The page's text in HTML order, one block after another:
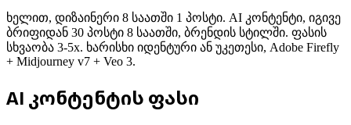
ხელით, დიზაინერი 8 საათში 1 პოსტი. AI კონტენტი, იგივე
ბრიფიდან 30 პოსტი 8 საათში, ბრენდის სტილში. ფასის
სხვაობა 3-5x. ხარისხი იდენტური ან უკეთესი, Adobe Firefly
+ Midjourney v7 + Veo 3.
AI კონტენტის ფასი